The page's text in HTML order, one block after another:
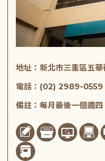
地址：新北市三重區五
電話：(02) 2989-0559
備註：每月最後一個週